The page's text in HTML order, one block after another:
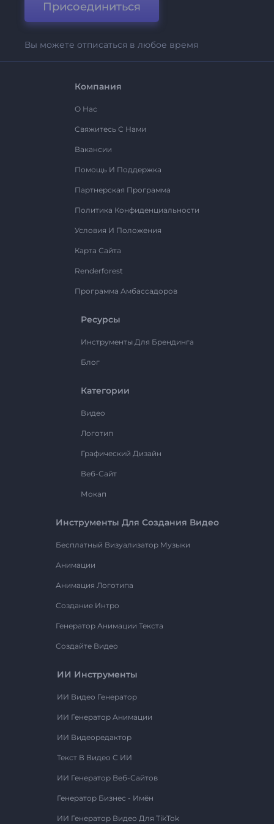
Присоединиться
Вы можете отписаться в любое время
Компания
О Нас
Свяжитесь С Нами
Вакансии
Помощь И Поддержка
Партнерская Программа
Политика Конфиденциальности
Условия И Положения
Карта Сайта
Renderforest
Программа Амбассадоров
Ресурсы
Инструменты Для Брендинга
Блог
Категории
Видео
Логотип
Графический Дизайн
Веб-Сайт
Мокап
Инструменты Для Создания Видео
Бесплатный Визуализатор Музыки
Анимации
Анимация Логотипа
Создание Интро
Генератор Анимации Текста
Создайте Видео
ИИ Инструменты
ИИ Видео Генератор
ИИ Генератор Анимации
ИИ Видеоредактор
Текст В Видео С ИИ
ИИ Генератор Веб-Сайтов
Генератор Бизнес - Имён
ИИ Генератор Видео Для TikTok